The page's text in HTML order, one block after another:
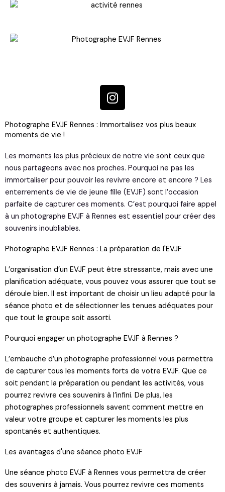
I
n
t
g
r
a
m
Photographe EVJF Rennes : Immortalisez vos plus beaux
moments de vie !
Les moments les plus précieux de notre vie sont ceux que
nous partageons avec nos proches. Pourquoi ne pas les
immortaliser pour pouvoir les revivre encore et encore ? Les
enterrements de vie de jeune fille (EVJF) sont l’occasion
parfaite de capturer ces moments. C’est pourquoi faire appel
à un photographe EVJF à Rennes est essentiel pour créer des
souvenirs inoubliables.
Photographe EVJF Rennes : La préparation de l'EVJF
L’organisation d’un EVJF peut être stressante, mais avec une
planification adéquate, vous pouvez vous assurer que tout se
déroule bien. Il est important de choisir un lieu adapté pour la
séance photo et de sélectionner les tenues adéquates pour
que tout le groupe soit assorti.
Pourquoi engager un photographe EVJF à Rennes ?
L’embauche d’un photographe professionnel vous permettra
de capturer tous les moments forts de votre EVJF. Que ce
soit pendant la préparation ou pendant les activités, vous
pourrez revivre ces souvenirs à l’infini. De plus, les
photographes professionnels savent comment mettre en
valeur votre groupe et capturer les moments les plus
spontanés et authentiques.
Les avantages d'une séance photo EVJF
Une séance photo EVJF à Rennes vous permettra de créer
des souvenirs à jamais. Vous pourrez revivre ces moments